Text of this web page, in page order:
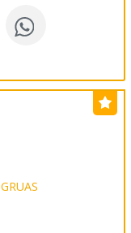
GRUAS